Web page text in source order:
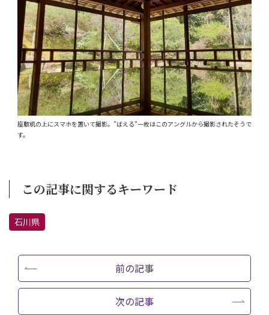
座敷机の上にスマホを置いて撮影。”ばえる”一枚はこのアングルから撮影されたそうで
す。
この記事に関するキーワード
石川県
前の記事
次の記事